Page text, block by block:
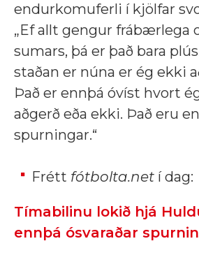
endurkomuferli í kjölfar
„Ef allt gengur frábærlega
sumars, þá er það bara
staðan er núna er ég ekki
Það er ennþá óvíst hvort
aðgerð eða ekki. Það eru
spurningar.“
Frétt fótbolta.net í dag:
Tímabilinu lokið hjá
ennþá ósvaraðar